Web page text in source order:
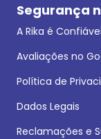
Segurança
A Rika é
Avaliações no
Política de
Dados Legais
Reclamações e